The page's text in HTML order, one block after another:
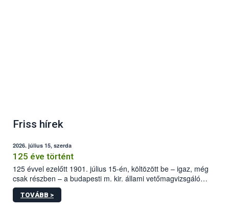
Friss hírek
2026. július 15, szerda
125 éve történt
125 évvel ezelőtt 1901. július 15-én, költözött be – igaz, még
csak részben – a budapesti m. kir. állami vetőmagvizsgáló
állomás a Kis Rókus utca 15. szám alatti, Czigler Győző által
tervezett új épületébe.
TOVÁBB >